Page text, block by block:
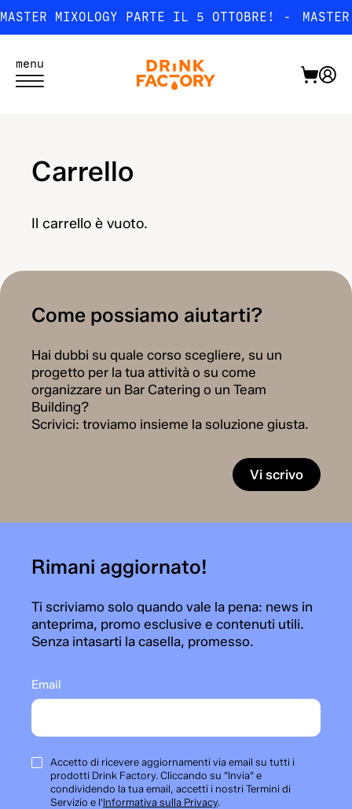
IL 5 OTTOBRE! MASTER MIXOLOGY
menu
Carrello
Il carrello è vuoto.
Come possiamo aiutarti?
Hai dubbi su quale corso scegliere, su un
progetto per la tua attività o su come
organizzare un Bar Catering o un Team
Building?
Scrivici: troviamo insieme la soluzione giusta.
Vi scrivo
Rimani aggiornato!
Ti scriviamo solo quando vale la pena: news in
anteprima, promo esclusive e contenuti utili.
Senza intasarti la casella, promesso.
Email
Accetto di ricevere aggiornamenti via email su tutti i
prodotti Drink Factory. Cliccando su "Invia" e
condividendo la tua email, accetti i nostri Termini di
Servizio e l'Informativa sulla Privacy.